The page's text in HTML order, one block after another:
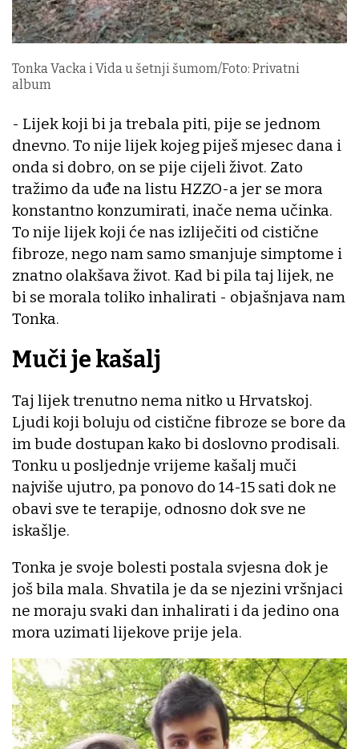
Tonka Vacka i Vida u šetnji šumom/Foto: Privatni
album
- Lijek koji bi ja trebala piti, pije se jednom
dnevno. To nije lijek kojeg piješ mjesec dana i
onda si dobro, on se pije cijeli život. Zato
tražimo da uđe na listu HZZO-a jer se mora
konstantno konzumirati, inače nema učinka.
To nije lijek koji će nas izliječiti od cistične
fibroze, nego nam samo smanjuje simptome i
znatno olakšava život. Kad bi pila taj lijek, ne
bi se morala toliko inhalirati - objašnjava nam
Tonka.
Muči je kašalj
Taj lijek trenutno nema nitko u Hrvatskoj.
Ljudi koji boluju od cistične fibroze se bore da
im bude dostupan kako bi doslovno prodisali.
Tonku u posljednje vrijeme kašalj muči
najviše ujutro, pa ponovo do 14-15 sati dok ne
obavi sve te terapije, odnosno dok sve ne
iskašlje.
Tonka je svoje bolesti postala svjesna dok je
još bila mala. Shvatila je da se njezini vršnjaci
ne moraju svaki dan inhalirati i da jedino ona
mora uzimati lijekove prije jela.